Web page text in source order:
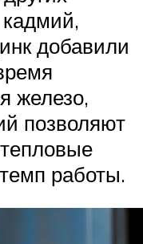
добавили
железо,
позволяют
работы.